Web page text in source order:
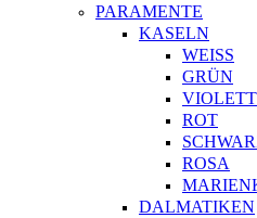
PARAMENTE
KASELN
WEISS
GRÜN
VIOLETT
ROT
ROSA
DALMATIKEN